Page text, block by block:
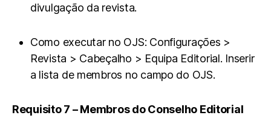
divulgação da revista.
Como executar no OJS: Configurações >
Revista > Cabeçalho > Equipa Editorial. Inserir
a lista de membros no campo do OJS.
Requisito 7 – Membros do Conselho Editorial